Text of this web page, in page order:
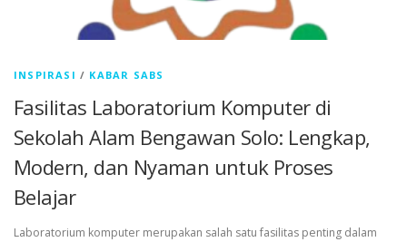
INSPIRASI / KABAR SABS
Fasilitas Laboratorium Komputer di
Sekolah Alam Bengawan Solo: Lengkap,
Modern, dan Nyaman untuk Proses
Belajar
Laboratorium komputer merupakan salah satu fasilitas penting dalam